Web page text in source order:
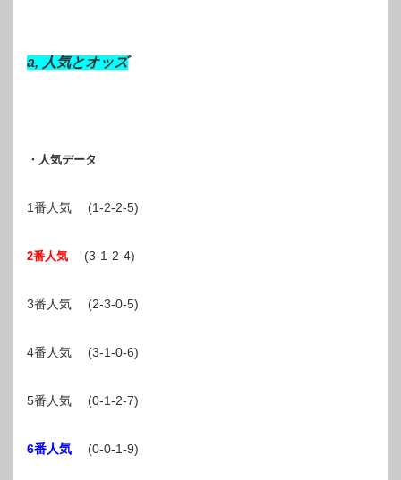
a, 人気とオッズ
・人気データ
1番人気 (1-2-2-5)
2番人気 (3-1-2-4)
3番人気 (2-3-0-5)
4番人気 (3-1-0-6)
5番人気 (0-1-2-7)
6番人気 (0-0-1-9)